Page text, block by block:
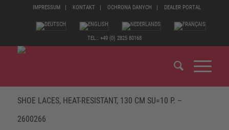
IMPRESSUM KONTAKT OCHRONA DANYCH DEALER PORTAL
TEL.: +49 (0) 2825 80168
SHOE LACES, HEAT-RESISTANT, 130 CM SU=10 P. –
2600266